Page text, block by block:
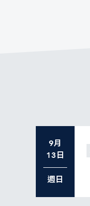
9月
13日
週日